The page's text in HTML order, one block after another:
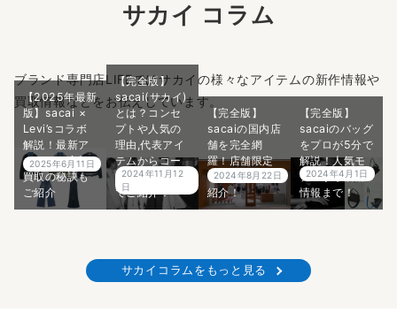
サカイ コラム
ブランド専門店LIFEではサカイの様々なアイテムの新作情報や
買取情報などをお伝えしています。
【2025年最新
版】sacai ×
Levi’sコラボ
解説！最新ア
イテムの高額
買取の秘訣も
ご紹介
2025年6月11日
【完全版】
sacai(サカイ)
とは？コンセ
プトや人気の
理由,代表アイ
テムからコー
ディネートま
でご紹介！
2024年11月12
日
【完全版】
sacaiの国内店
舗を完全網
羅！店舗限定
アイテムもご
紹介！
2024年8月22日
【完全版】
sacaiのバッグ
をプロが5分で
解説！人気モ
デルから店舗
情報まで！
2024年4月1日
サカイコラムをもっと見る